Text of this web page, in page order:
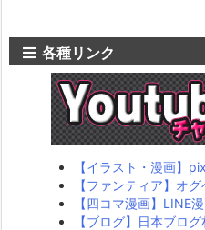
各種リンク
【イラスト・漫画】
【ファンティア】オ
【四コマ漫画】LINE
【ブログ】日本ブログ